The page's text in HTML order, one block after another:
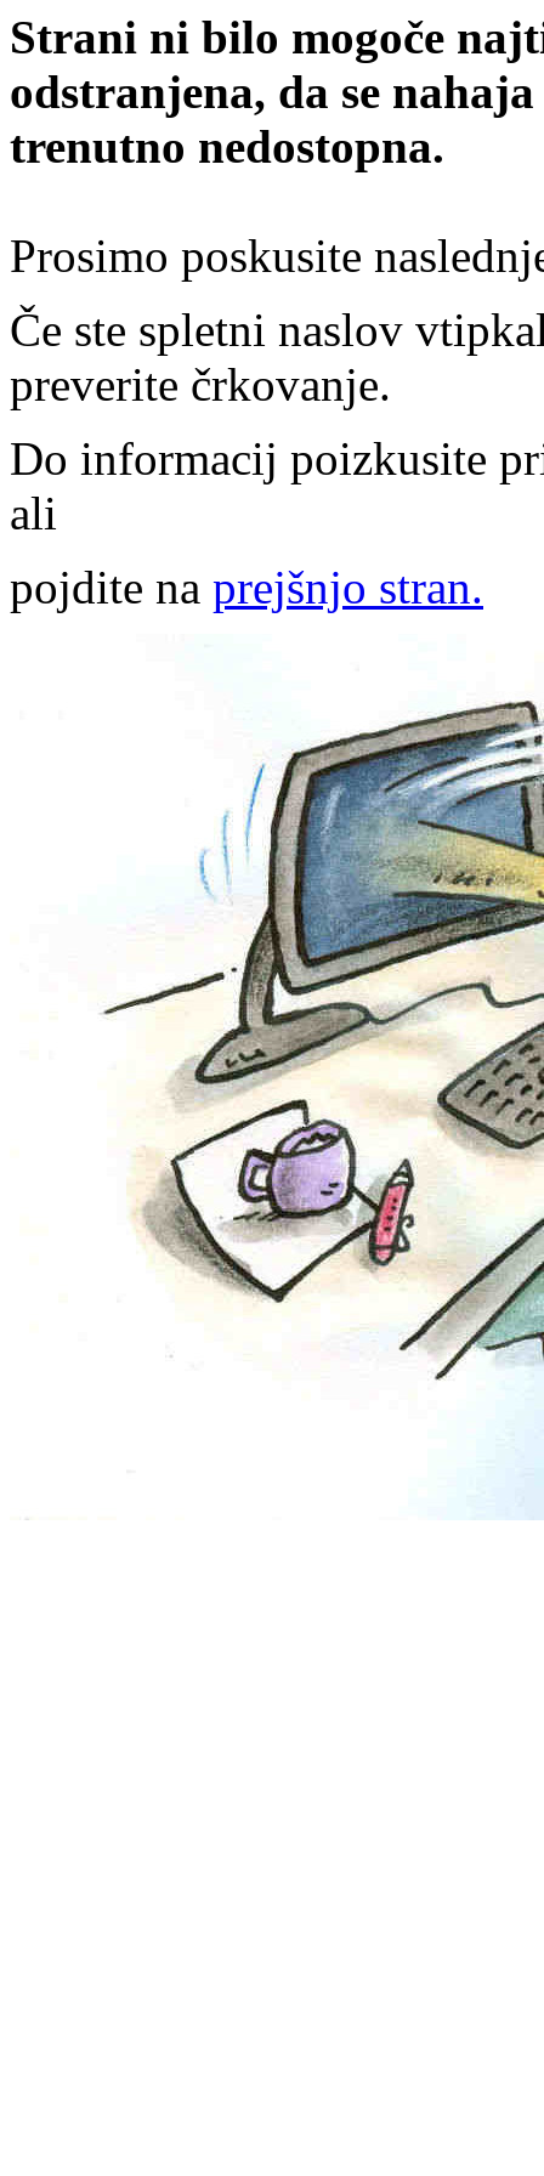
Strani ni bilo mogoče
odstranjena, da se
trenutno nedostopna.
Prosimo poskusite
Če ste spletni naslov
preverite črkovanje.
Do informacij poizkusite
ali
pojdite na prejšnjo stran.